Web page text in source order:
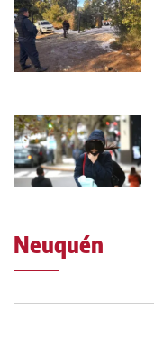
Neuquén